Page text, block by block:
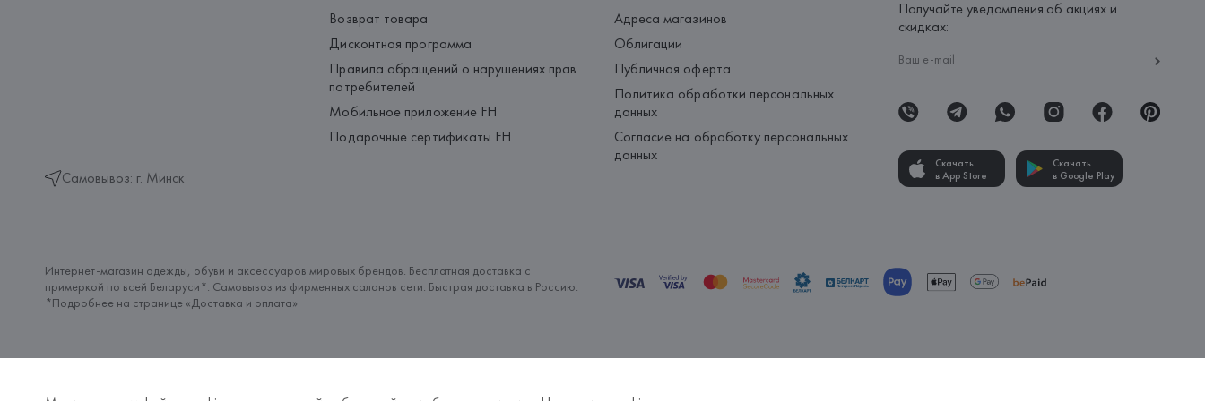
Самовывоз: г. Минск
Возврат товара
Дисконтная программа
Правила обращений о нарушениях прав
потребителей
Мобильное приложение FH
Подарочные сертификаты FH
Адреса магазинов
Облигации
Публичная оферта
Политика обработки персональных
данных
Согласие на обработку персональных
данных
Получайте уведомления об акциях и
скидках:
Скачать
в App Store
Скачать
в Google Play
Интернет-магазин одежды, обуви и аксессуаров мировых брендов. Бесплатная доставка с
примеркой по всей Беларуси*. Самовывоз из фирменных салонов сети. Быстрая доставка в Россию.
*Подробнее на странице «Доставка и оплата»